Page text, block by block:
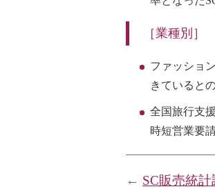
［業種別］
ファッショ
きていると
全国旅行支
時短営業要
← SC販売統